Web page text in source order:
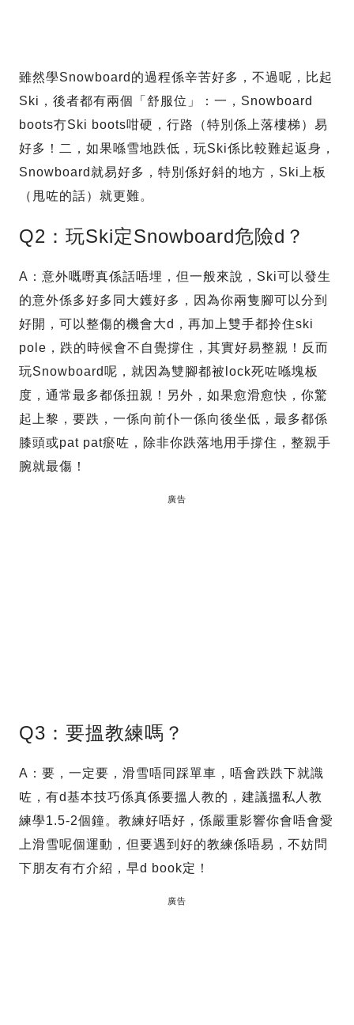
雖然學Snowboard的過程係辛苦好多，不過呢，比起
Ski，後者都有兩個「舒服位」：一，Snowboard
boots冇Ski boots咁硬，行路（特別係上落樓梯）易
好多！二，如果喺雪地跌低，玩Ski係比較難起返身，
Snowboard就易好多，特別係好斜的地方，Ski上板
（甩咗的話）就更難。
Q2：玩Ski定Snowboard危險d？
A：意外嘅嘢真係話唔埋，但一般來說，Ski可以發生
的意外係多好多同大鑊好多，因為你兩隻腳可以分到
好開，可以整傷的機會大d，再加上雙手都拎住ski
pole，跌的時候會不自覺撐住，其實好易整親！反而
玩Snowboard呢，就因為雙腳都被lock死咗喺塊板
度，通常最多都係扭親！另外，如果愈滑愈快，你驚
起上黎，要跌，一係向前仆一係向後坐低，最多都係
膝頭或pat pat瘀咗，除非你跌落地用手撐住，整親手
腕就最傷！
廣告
Q3：要搵教練嗎？
A：要，一定要，滑雪唔同踩單車，唔會跌跌下就識
咗，有d基本技巧係真係要搵人教的，建議搵私人教
練學1.5-2個鐘。教練好唔好，係嚴重影響你會唔會愛
上滑雪呢個運動，但要遇到好的教練係唔易，不妨問
下朋友有冇介紹，早d book定！
廣告